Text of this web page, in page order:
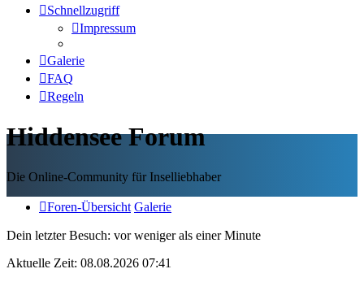
Schnellzugriff
Impressum
Galerie
FAQ
Regeln
Hiddensee Forum
Die Online-Community für Inselliebhaber
Foren-Übersicht Galerie
Dein letzter Besuch: vor weniger als einer Minute
Aktuelle Zeit: 08.08.2026 07:41